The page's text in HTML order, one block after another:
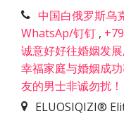
中国白俄罗斯乌
WhatsAp/钉钉 ,
诚意好好往婚姻发
幸福家庭与婚姻成
友的男士非诚勿扰！
ELUOSIQIZI®